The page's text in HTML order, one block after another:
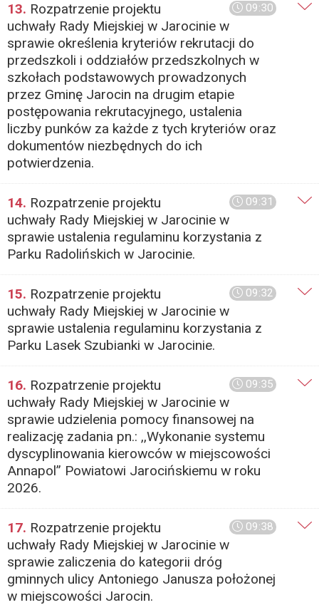
09:30
13. Rozpatrzenie projektu
uchwały Rady Miejskiej w Jarocinie w
sprawie określenia kryteriów rekrutacji do
przedszkoli i oddziałów przedszkolnych w
szkołach podstawowych prowadzonych
przez Gminę Jarocin na drugim etapie
postępowania rekrutacyjnego, ustalenia
liczby punków za każde z tych kryteriów oraz
dokumentów niezbędnych do ich
potwierdzenia.
09:31
14. Rozpatrzenie projektu
uchwały Rady Miejskiej w Jarocinie w
sprawie ustalenia regulaminu korzystania z
Parku Radolińskich w Jarocinie.
09:32
15. Rozpatrzenie projektu
uchwały Rady Miejskiej w Jarocinie w
sprawie ustalenia regulaminu korzystania z
Parku Lasek Szubianki w Jarocinie.
09:35
16. Rozpatrzenie projektu
uchwały Rady Miejskiej w Jarocinie w
sprawie udzielenia pomocy finansowej na
realizację zadania pn.: ,,Wykonanie systemu
dyscyplinowania kierowców w miejscowości
Annapol” Powiatowi Jarocińskiemu w roku
2026.
09:38
17. Rozpatrzenie projektu
uchwały Rady Miejskiej w Jarocinie w
sprawie zaliczenia do kategorii dróg
gminnych ulicy Antoniego Janusza położonej
w miejscowości Jarocin.